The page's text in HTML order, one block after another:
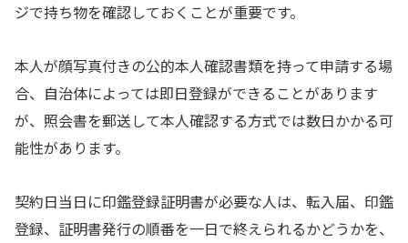
ジで持ち物を確認しておくことが重要です。
本人が顔写真付きの公的本人確認書類を持って申請する場
合、自治体によっては即日登録ができることがあります
が、照会書を郵送して本人確認する方式では数日かかる可
能性があります。
契約日当日に印鑑登録証明書が必要な人は、転入届、印鑑
登録、証明書発行の順番を一日で終えられるかどうかを、